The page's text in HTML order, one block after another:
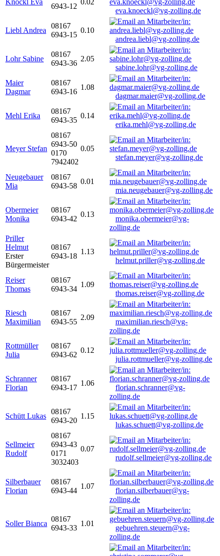
Knöckl Eva
6943-12
0.02
eva.knoeckl@vg-zolling.de
Liebl Andrea
08167
6943-15
0.10
andrea.liebl@vg-zolling.de
Lohr Sabine
08167
6943-36
2.05
sabine.lohr@vg-zolling.de
Maier
Dagmar
08167
6943-16
1.08
dagmar.maier@vg-zolling.de
Mehl Erika
08167
6943-35
0.14
erika.mehl@vg-zolling.de
Meyer Stefan
08167
6943-50
0170
7942402
0.05
stefan.meyer@vg-zolling.de
Neugebauer
Mia
08167
6943-58
0.01
mia.neugebauer@vg-zolling.de
Obermeier
Monika
08167
6943-42
0.13
monika.obermeier@vg-
zolling.de
Priller
Helmut
Erster
Bürgermeister
08167
6943-18
1.13
helmut.priller@vg-zolling.de
Reiser
Thomas
08167
6943-34
1.09
thomas.reiser@vg-zolling.de
Riesch
Maximilian
08167
6943-55
2.09
maximilian.riesch@vg-
zolling.de
Rottmüller
Julia
08167
6943-62
0.12
julia.rottmueller@vg-zolling.de
Schranner
Florian
08167
6943-17
1.06
florian.schranner@vg-
zolling.de
Schütt Lukas
08167
6943-20
1.15
lukas.schuett@vg-zolling.de
Sellmeier
Rudolf
08167
6943-43
0171
3032403
0.07
rudolf.sellmeier@vg-zolling.de
Silberbauer
Florian
08167
6943-44
1.07
florian.silberbauer@vg-
zolling.de
Soller Bianca
08167
6943-33
1.01
gebuehren.steuern@vg-
zolling.de